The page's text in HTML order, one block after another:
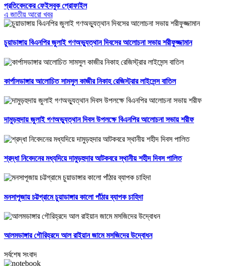
প্রতিবেদকের ফেইসবুক প্রোফাইল
এ জাতীয় আরো খবর
চুয়াডাঙ্গায় বিএনপির জুলাই গণঅভ্যুত্থান দিবসের আলোচনা সভায় শরীফুজ্জামান
কার্পাসডাঙ্গার আলোচিত সামসুল কাজীর নিকাহ রেজিস্ট্রার লাইসেন্স বাতিল
দামুড়হুদায় জুলাই গণঅভ্যুত্থান দিবস উপলক্ষে বিএনপির আলোচনা সভায় শরীফ
শ্রদ্ধা নিবেদনের মধ্যদিয়ে দামুড়হুদার আটকবরে স্থানীয় শহীদ দিবস পালিত
মনসাপূজায় চট্টগ্রামে চুয়াডাঙ্গার কালো পাঁঠার ব্যাপক চাহিদা
আলমডাঙ্গার গৌরিহ্রদে আল রাইয়ান জামে মসজিদের উদ্বোধন
সর্বশেষ সংবাদ